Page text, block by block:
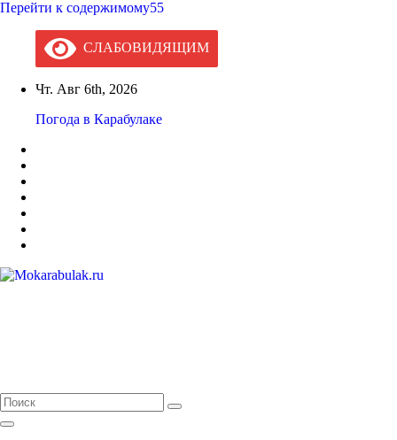
Перейти к содержимому55
СЛАБОВИДЯЩИМ
Чт. Авг 6th, 2026
Погода в Карабулаке